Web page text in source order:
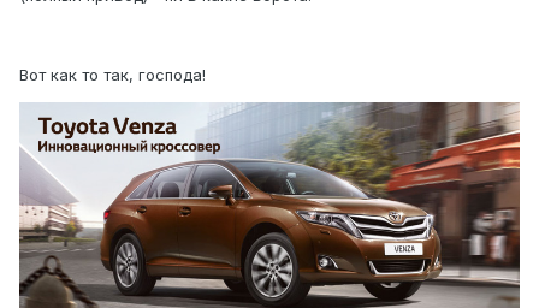
Вот как то так, господа!